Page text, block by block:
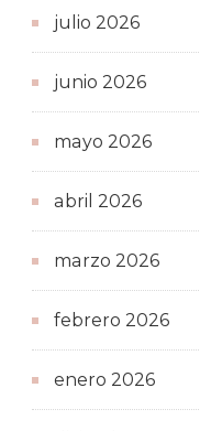
julio 2026
junio 2026
mayo 2026
abril 2026
marzo 2026
febrero 2026
enero 2026